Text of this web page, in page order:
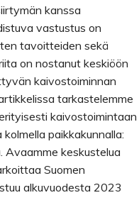
kanssa
vastustus on
tavoitteiden sekä
on nostanut keskiöön
kaivostoiminnan
tarkastelemme
kaivostoimintaan
paikkakunnalla:
Avaamme keskustelua
Suomen
alkuvuodesta 2023